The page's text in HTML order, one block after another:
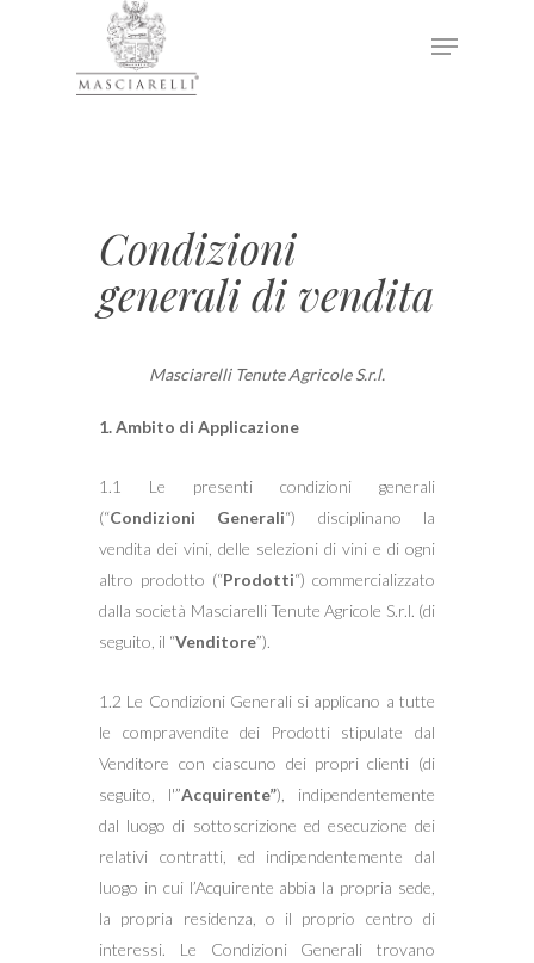
Condizioni
generali di vendita
Masciarelli Tenute Agricole S.r.l.
1. Ambito di Applicazione
1.1 Le presenti condizioni generali
(“Condizioni Generali“) disciplinano la
vendita dei vini, delle selezioni di vini e di ogni
altro prodotto (“Prodotti“) commercializzato
dalla società Masciarelli Tenute Agricole S.r.l. (di
seguito, il “Venditore”).
1.2 Le Condizioni Generali si applicano a tutte
le compravendite dei Prodotti stipulate dal
Venditore con ciascuno dei propri clienti (di
seguito, l'”Acquirente”), indipendentemente
dal luogo di sottoscrizione ed esecuzione dei
relativi contratti, ed indipendentemente dal
luogo in cui l’Acquirente abbia la propria sede,
la propria residenza, o il proprio centro di
interessi. Le Condizioni Generali trovano